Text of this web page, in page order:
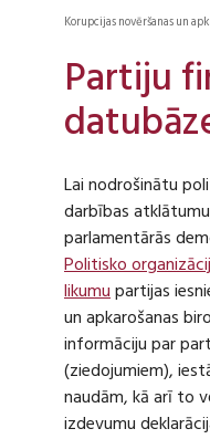
Korupcijas novēršanas un
Partiju
Lai nodrošinātu
darbības
parlamentārās
Politisko
likumupartijas
un apkarošanas
informāciju par
(ziedojumiem),
naudām, kā arī to
izdevumu